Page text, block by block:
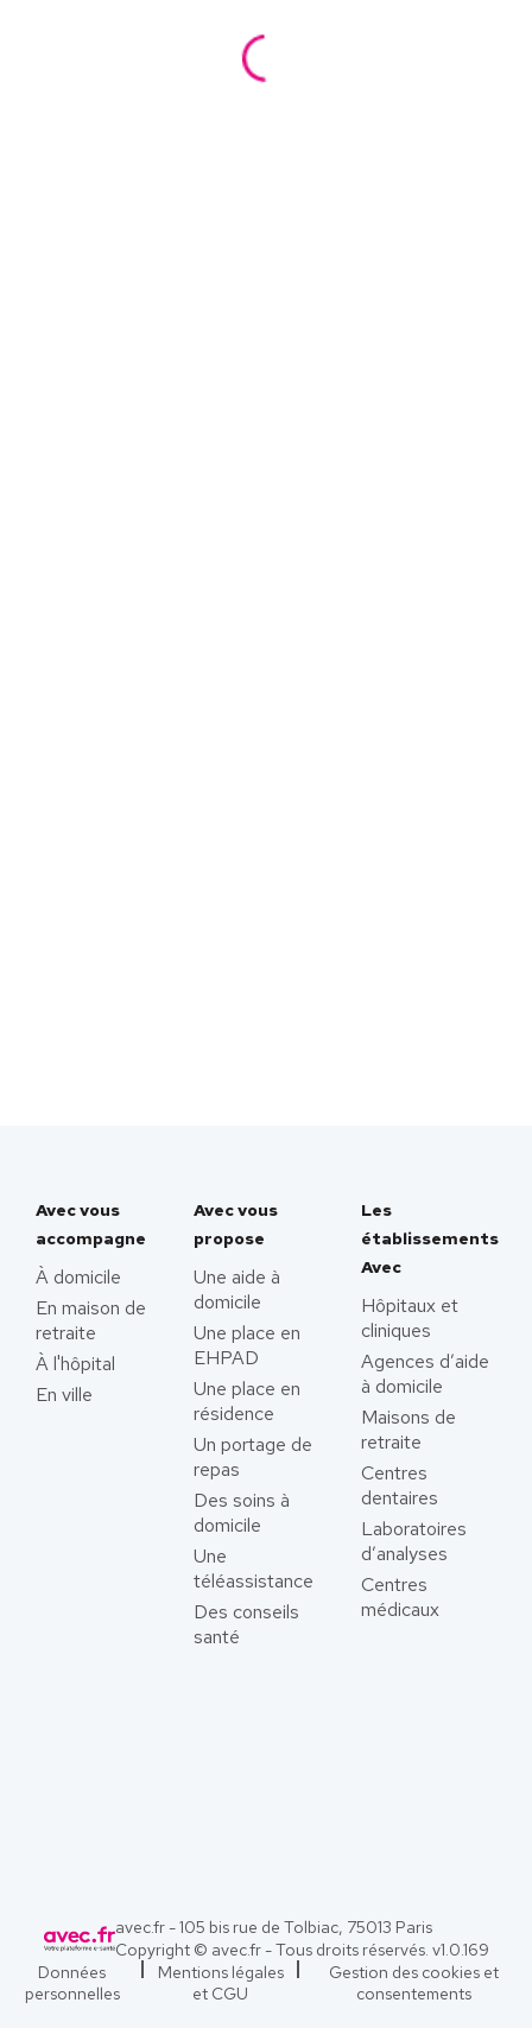
Avec vous
accompagne
À domicile
En maison de
retraite
À l'hôpital
En ville
Avec vous
propose
Une aide à
domicile
Une place en
EHPAD
Une place en
résidence
Un portage de
repas
Des soins à
domicile
Une
téléassistance
Des conseils
santé
Les
établissements
Avec
Hôpitaux et
cliniques
Agences d’aide
à domicile
Maisons de
retraite
Centres
dentaires
Laboratoires
d’analyses
Centres
médicaux
avec.fr - 105 bis rue de Tolbiac, 75013 Paris
Copyright © avec.fr - Tous droits réservés. v1.0.169
Données
personnelles
Mentions légales
et CGU
Gestion des cookies et
consentements